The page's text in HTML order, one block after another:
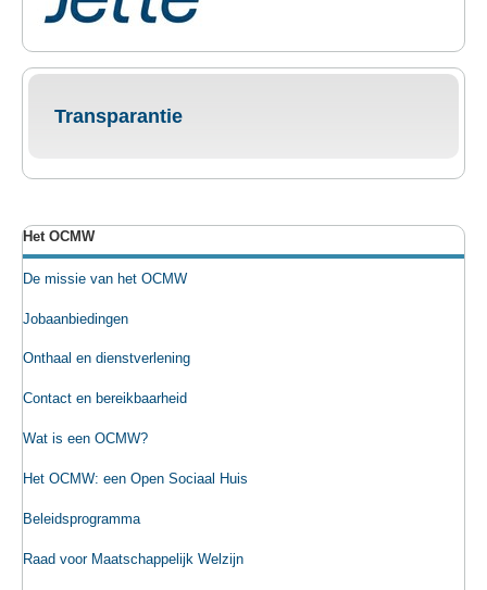
Transparantie
Het OCMW
De missie van het OCMW
Jobaanbiedingen
Onthaal en dienstverlening
Contact en bereikbaarheid
Wat is een OCMW?
Het OCMW: een Open Sociaal Huis
Beleidsprogramma
Raad voor Maatschappelijk Welzijn